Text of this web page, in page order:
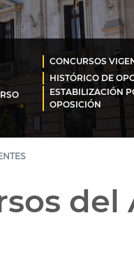
CONCURSOS
HISTÓRICO DE
ESTABILIZACIÓN
OPOSICIÓN